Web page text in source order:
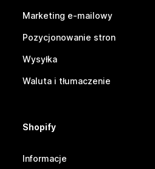
Marketing e-mailowy
Pozycjonowanie stron
Wysyłka
Waluta i tłumaczenie
Shopify
Informacje